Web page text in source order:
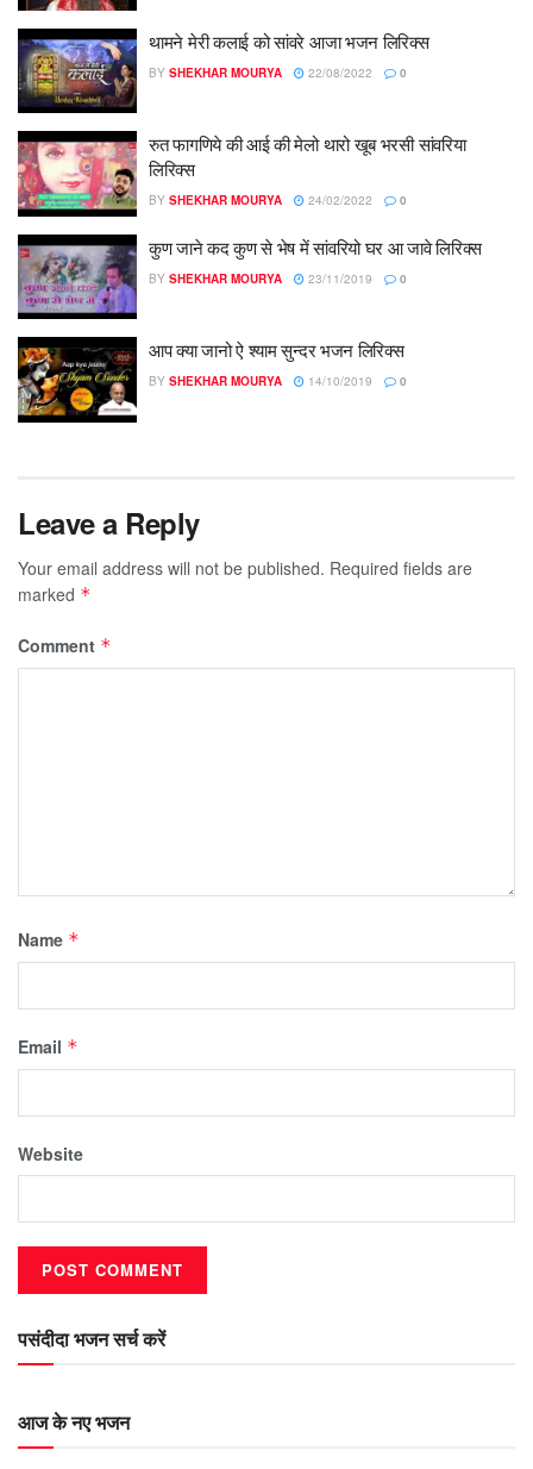
थामने मेरी कलाई को सांवरे आजा भजन लिरिक्स
BY SHEKHAR MOURYA 22/08/2022 0
रुत फागणिये की आई की मेलो थारो खूब भरसी सांवरिया
लिरिक्स
BY SHEKHAR MOURYA 24/02/2022 0
कुण जाने कद कुण से भेष में सांवरियो घर आ जावे लिरिक्स
BY SHEKHAR MOURYA 23/11/2019 0
आप क्या जानो ऐ श्याम सुन्दर भजन लिरिक्स
BY SHEKHAR MOURYA 14/10/2019 0
Leave a Reply
Your email address will not be published. Required fields are
marked *
Comment *
Name *
Email *
Website
पसंदीदा भजन सर्च करें
आज के नए भजन